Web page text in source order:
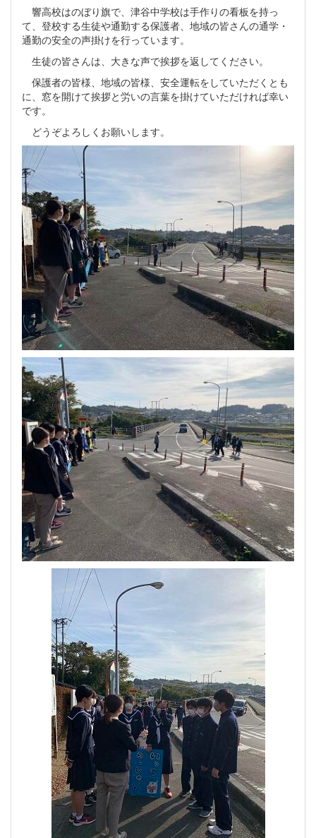
響高校はのぼり旗で、津谷中学校は手作りの看板を持っ
て、登校する生徒や通勤する保護者、地域の皆さんの通学・
通勤の安全の声掛けを行っています。
生徒の皆さんは、大きな声で挨拶を返してください。
保護者の皆様、地域の皆様、安全運転をしていただくとも
に、窓を開けて挨拶と労いの言葉を掛けていただければ幸い
です。
どうぞよろしくお願いします。